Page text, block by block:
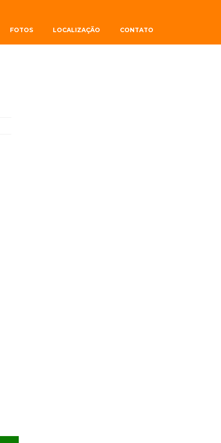
FOTOS LOCALIZAÇÃO CONTATO